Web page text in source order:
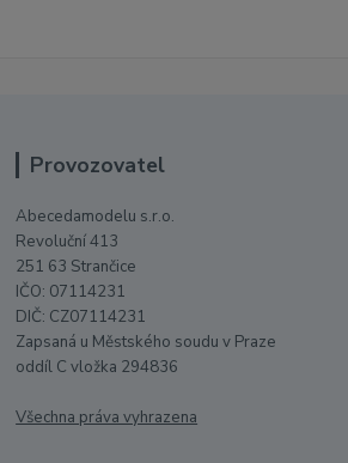
Provozovatel
Abecedamodelu s.r.o.
Revoluční 413
251 63 Strančice
IČO: 07114231
DIČ: CZ07114231
Zapsaná u Městského soudu v Praze
oddíl C vložka 294836
Všechna práva vyhrazena